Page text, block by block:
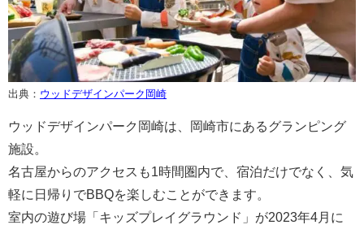
出典： ウッドデザインパーク岡崎
ウッドデザインパーク岡崎は、岡崎市にあるグランピング
施設。
名古屋からのアクセスも1時間圏内で、宿泊だけでなく、気
軽に日帰りでBBQを楽しむことができます。
室内の遊び場「キッズプレイグラウンド」が2023年4月に